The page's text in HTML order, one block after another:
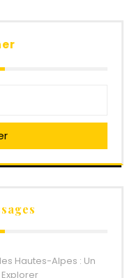
Hautes-Alpes : Un